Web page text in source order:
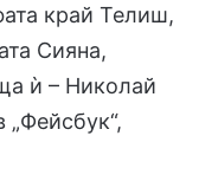
край Телиш,
Сияна,
ѝ – Николай
„Фейсбук“,